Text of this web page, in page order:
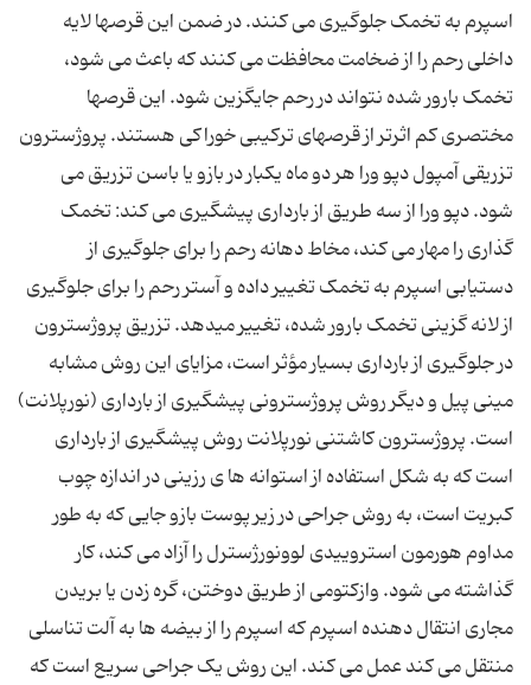
اسپرم به تخمک جلوگیری می کنند. در ضمن این قرصها لایه
داخلی رحم را از ضخامت محافظت می کنند که باعث می شود،
تخمک بارور شده نتواند در رحم جایگزین شود. این قرصها
مختصری کم اثرتر از قرصهای ترکیبی خوراکی هستند. پروژسترون
تزریقی آمپول دپو ورا هر دو ماه یکبار در بازو یا باسن تزریق می
شود. دپو ورا از سه طریق از بارداری پیشگیری می کند: تخمک
گذاری را مهار می کند، مخاط دهانه رحم را برای جلوگیری از
دستیابی اسپرم به تخمک تغییر داده و آستر رحم را برای جلوگیری
از لانه گزینی تخمک بارور شده، تغییر میدهد. تزریق پروژسترون
در جلوگیری از بارداری بسیار مؤثر است، مزایای این روش مشابه
مینی پیل و دیگر روش پروژسترونی پیشگیری از بارداری (نورپلانت)
است. پروژسترون کاشتنی نورپلانت روش پیشگیری از بارداری
است که به شکل استفاده از استوانه ها ی رزینی در اندازه چوب
کبریت است، به روش جراحی در زیر پوست بازو جایی که به طور
مداوم هورمون استروییدی لوونورژسترل را آزاد می کند، کار
گذاشته می شود. وازکتومی از طریق دوختن، گره زدن یا بریدن
مجاری انتقال دهنده اسپرم که اسپرم را از بیضه ها به آلت تناسلی
منتقل می کند عمل می کند. این روش یک جراحی سریع است که